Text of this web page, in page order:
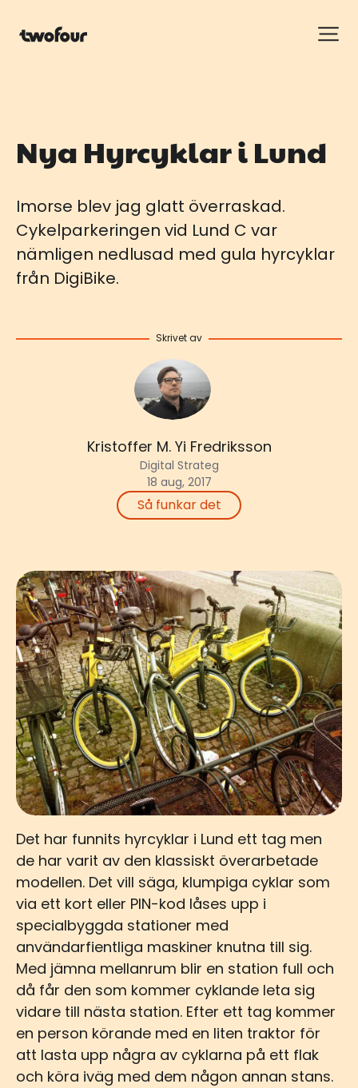
Nya Hyrcyklar i Lund
Imorse blev jag glatt överraskad.
Cykelparkeringen vid Lund C var
nämligen nedlusad med gula hyrcyklar
från DigiBike.
Skrivet av
Kristoffer M. Yi Fredriksson
Digital Strateg
18 aug, 2017
Så funkar det
Det har funnits hyrcyklar i Lund ett tag men
de har varit av den klassiskt överarbetade
modellen. Det vill säga, klumpiga cyklar som
via ett kort eller PIN-kod låses upp i
specialbyggda stationer med
användarfientliga maskiner knutna till sig.
Med jämna mellanrum blir en station full och
då får den som kommer cyklande leta sig
vidare till nästa station. Efter ett tag kommer
en person körande med en liten traktor för
att lasta upp några av cyklarna på ett flak
och köra iväg med dem någon annan stans.